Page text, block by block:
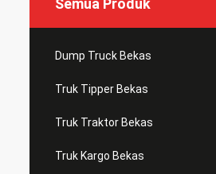
Semua Produk
Dump Truck Bekas
Truk Tipper Bekas
Truk Traktor Bekas
Truk Kargo Bekas